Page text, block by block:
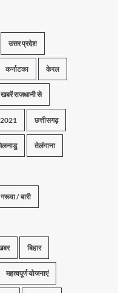
उत्तर प्रदेश
कर्नाटका केरल
खबरें राजधानी से
छत्तीसगढ़
तेलंगाना
/ बारी
बिहार
महत्वपूर्ण योजनाएं